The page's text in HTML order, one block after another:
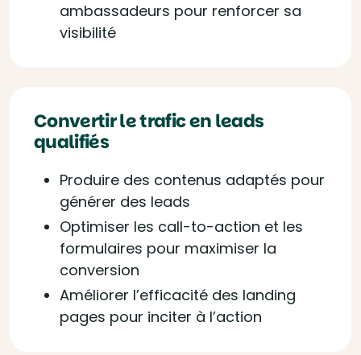
ambassadeurs pour renforcer sa
visibilité
Convertir le trafic en leads
qualifiés
Produire des contenus adaptés pour
générer des leads
Optimiser les call-to-action et les
formulaires pour maximiser la
conversion
Améliorer l’efficacité des landing
pages pour inciter à l’action